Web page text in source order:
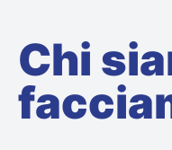
Chi